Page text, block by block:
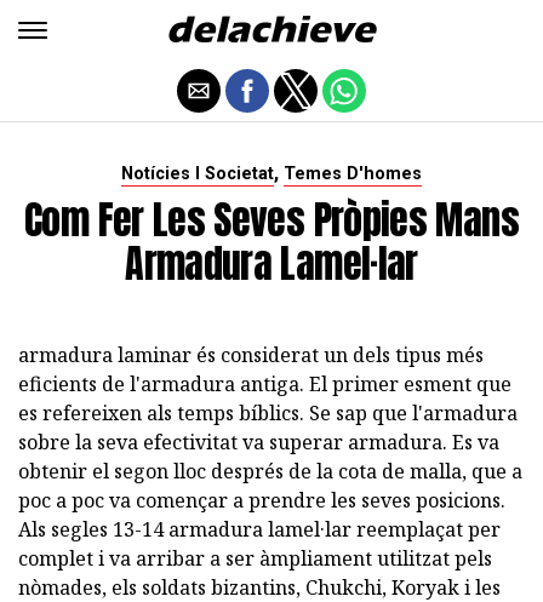
Notícies I Societat, Temes D'homes
Com Fer Les Seves Pròpies Mans
Armadura Lamel·lar
armadura laminar és considerat un dels tipus més
eficients de l'armadura antiga. El primer esment que
es refereixen als temps bíblics. Se sap que l'armadura
sobre la seva efectivitat va superar armadura. Es va
obtenir el segon lloc després de la cota de malla, que a
poc a poc va començar a prendre les seves posicions.
Als segles 13-14 armadura lamel·lar reemplaçat per
complet i va arribar a ser àmpliament utilitzat pels
nòmades, els soldats bizantins, Chukchi, Koryak i les